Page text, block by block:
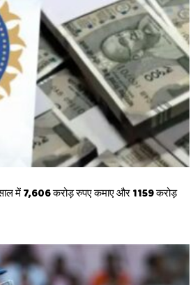
साल में 7,606 करोड़ रुपए कमाए और 1159 करोड़